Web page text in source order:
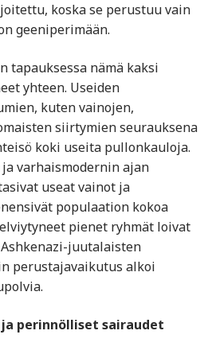
koska se perustuu vain
geeniperimään.
tapauksessa nämä kaksi
yhteen. Useiden
kuten vainojen,
siirtymien seurauksena
koki useita pullonkauloja.
varhaismodernin ajan
useat vainot ja
populaation kokoa
pienet ryhmät loivat
juutalaisten
perustajavaikutus alkoi
perinnölliset sairaudet